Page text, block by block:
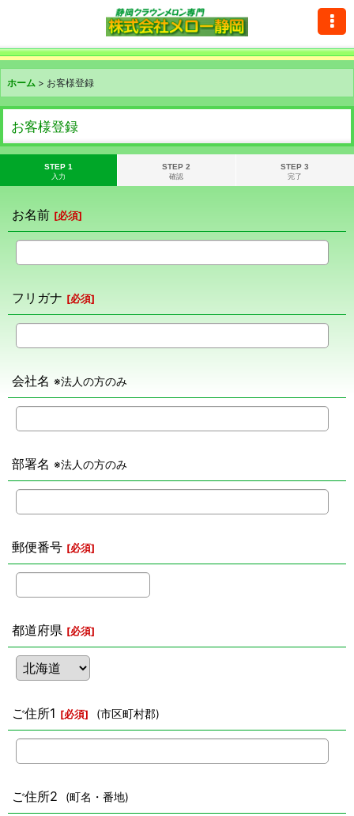
ホーム > お客様登録
お客様登録
STEP 1
入力
STEP 2
確認
STEP 3
完了
お名前 [必須]
フリガナ [必須]
会社名 ※法人の方のみ
部署名 ※法人の方のみ
郵便番号 [必須]
都道府県 [必須]
ご住所1 [必須] (市区町村郡)
ご住所2 (町名・番地)